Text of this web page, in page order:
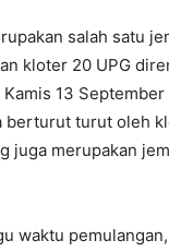
salah satu
kloter 20 UPG
13 September
berturut turut oleh
juga merupakan
waktu